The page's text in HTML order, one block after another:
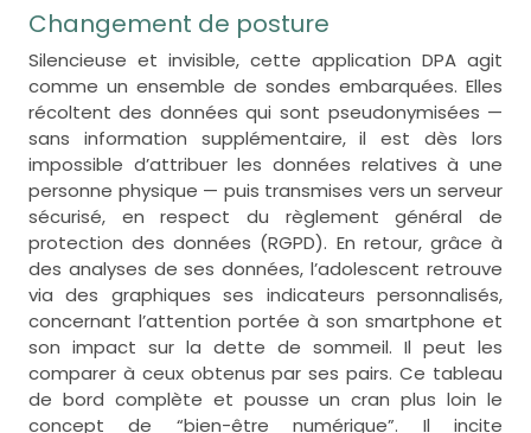
Changement de posture
Silencieuse et invisible, cette application DPA agit
comme un ensemble de sondes embarquées. Elles
récoltent des données qui sont pseudonymisées —
sans information supplémentaire, il est dès lors
impossible d’attribuer les données relatives à une
personne physique — puis transmises vers un serveur
sécurisé, en respect du règlement général de
protection des données (RGPD). En retour, grâce à
des analyses de ses données, l’adolescent retrouve
via des graphiques ses indicateurs personnalisés,
concernant l’attention portée à son smartphone et
son impact sur la dette de sommeil. Il peut les
comparer à ceux obtenus par ses pairs. Ce tableau
de bord complète et pousse un cran plus loin le
concept de “bien-être numérique”. Il incite